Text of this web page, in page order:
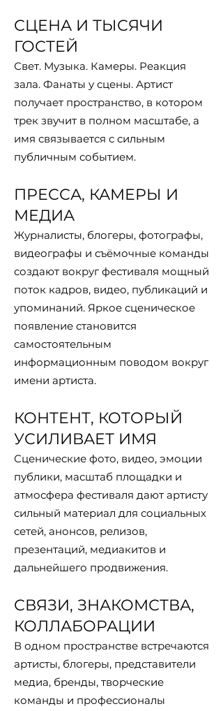
СЦЕНА И ТЫСЯЧИ
ГОСТЕЙ
Свет. Музыка. Камеры. Реакция
зала. Фанаты у сцены. Артист
получает пространство, в котором
трек звучит в полном масштабе, а
имя связывается с сильным
публичным событием.
ПРЕССА, КАМЕРЫ И
МЕДИА
Журналисты, блогеры, фотографы,
видеографы и съёмочные команды
создают вокруг фестиваля мощный
поток кадров, видео, публикаций и
упоминаний. Яркое сценическое
появление становится
самостоятельным
информационным поводом вокруг
имени артиста.
КОНТЕНТ, КОТОРЫЙ
УСИЛИВАЕТ ИМЯ
Сценические фото, видео, эмоции
публики, масштаб площадки и
атмосфера фестиваля дают артисту
сильный материал для социальных
сетей, анонсов, релизов,
презентаций, медиакитов и
дальнейшего продвижения.
СВЯЗИ, ЗНАКОМСТВА,
КОЛЛАБОРАЦИИ
В одном пространстве встречаются
артисты, блогеры, представители
медиа, бренды, творческие
команды и профессионалы